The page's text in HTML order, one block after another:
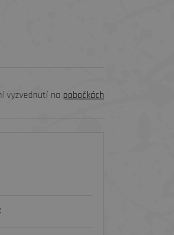
vyzvednutí na pobočkách